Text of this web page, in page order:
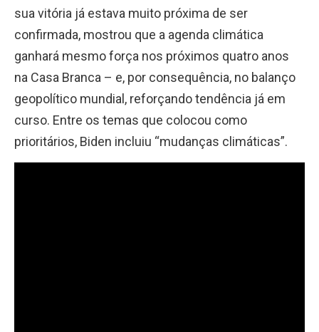
sua vitória já estava muito próxima de ser
confirmada, mostrou que a agenda climática
ganhará mesmo força nos próximos quatro anos
na Casa Branca – e, por consequência, no balanço
geopolítico mundial, reforçando tendência já em
curso. Entre os temas que colocou como
prioritários, Biden incluiu “mudanças climáticas”.